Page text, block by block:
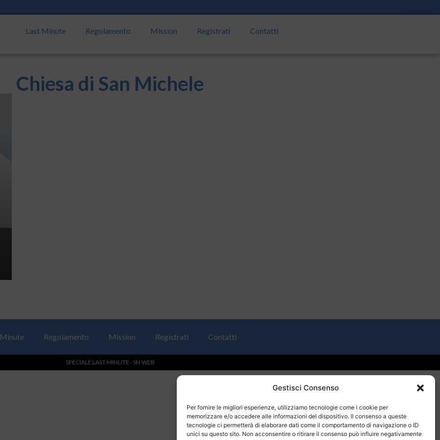
Gestisci Consenso
Per fornire le migliori esperienze, utilizziamo tecnologie come i cookie per
memorizzare e/o accedere alle informazioni del dispositivo. Il consenso a queste
tecnologie ci permetterà di elaborare dati come il comportamento di navigazione o ID
unici su questo sito. Non acconsentire o ritirare il consenso può influire negativamente
Last Minute Regolamento Mission Registrati Contatti
Chiesa di San Michele
Regolamento Mission Registrati Contatti
SPECIALE LAST MINUTE - SH WEB